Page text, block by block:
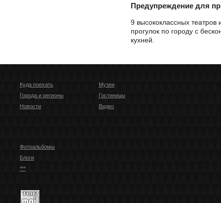
Предупреждение для
9 высококлассных
прогулок по городу с
кухней.
Куда поехать
Города и регионы
Новости
Музеи
Гостиницы
Видео
Фотоальбомы
Блоги
***